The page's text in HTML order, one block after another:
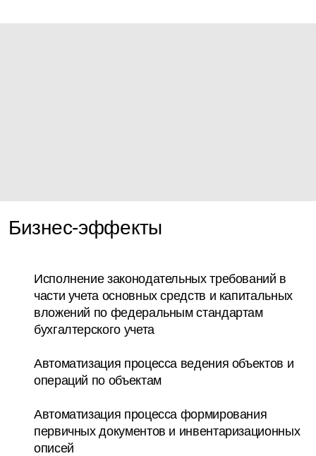
Бизнес-эффекты
Исполнение законодательных требований в
части учета основных средств и капитальных
вложений по федеральным стандартам
бухгалтерского учета
Автоматизация процесса ведения объектов и
операций по объектам
Автоматизация процесса формирования
первичных документов и инвентаризационных
описей